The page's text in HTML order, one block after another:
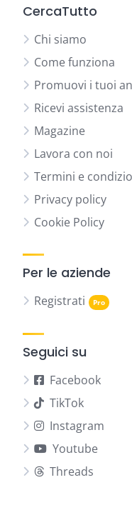
CercaTutto
Chi siamo
Come funziona
Promuovi i tuoi
Ricevi assistenza
Magazine
Lavora con noi
Termini e
Privacy policy
Cookie Policy
Per le aziende
Registrati
Seguici su
Facebook
TikTok
Instagram
Youtube
Threads